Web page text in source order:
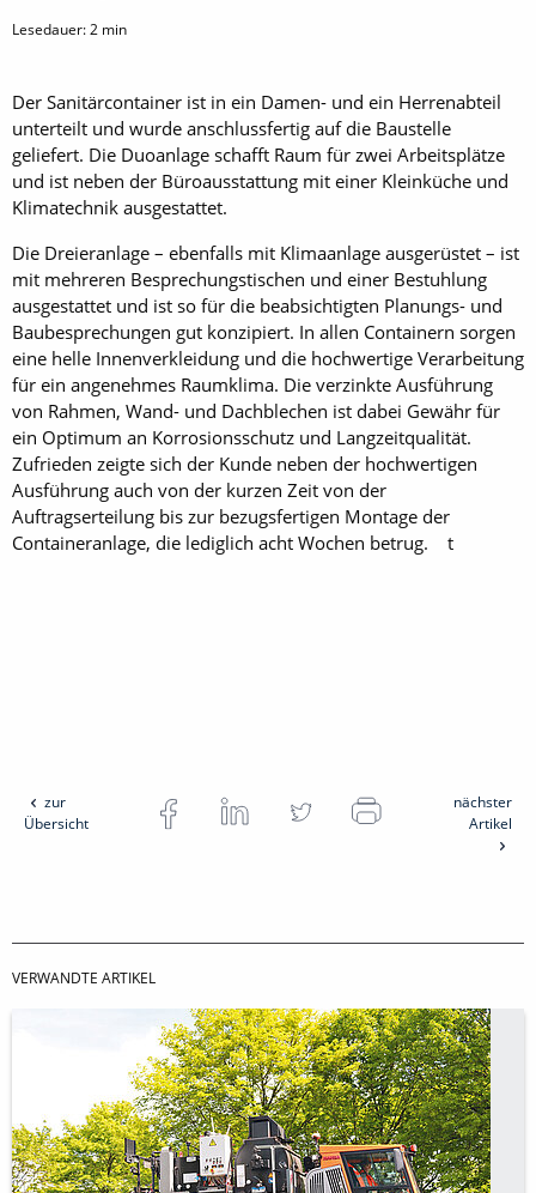
Lesedauer:2 min
Der Sanitärcontainer ist in ein Damen- und ein Herrenabteil
unterteilt und wurde anschlussfertig auf die Baustelle
geliefert. Die Duoanlage schafft Raum für zwei Arbeitsplätze
und ist neben der Büroausstattung mit einer Kleinküche und
Klimatechnik ausgestattet.
Die Dreieranlage – ebenfalls mit Klimaanlage ausgerüstet – ist
mit mehreren Besprechungstischen und einer Bestuhlung
ausgestattet und ist so für die beabsichtigten Planungs- und
Baubesprechungen gut konzipiert. In allen Containern sorgen
eine helle Innenverkleidung und die hochwertige Verarbeitung
für ein angenehmes Raumklima. Die verzinkte Ausführung
von Rahmen, Wand- und Dachblechen ist dabei Gewähr für
ein ­Optimum an Korrosionsschutz und Langzeitqualität.
Zufrieden zeigte sich der Kunde neben der hochwertigen
Ausführung auch von der kurzen Zeit von der
Auftragserteilung bis zur bezugsfertigen Montage der
Containeranlage, die lediglich acht Wochen betrug. t
zur
Übersicht
nächster
Artikel
VERWANDTE ARTIKEL